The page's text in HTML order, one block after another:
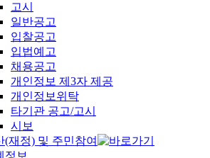
고시
일반공고
입찰공고
입법예고
채용공고
개인정보 제3자 제공
개인정보위탁
타기관 공고/고시
시보
(재정) 및 주민참여